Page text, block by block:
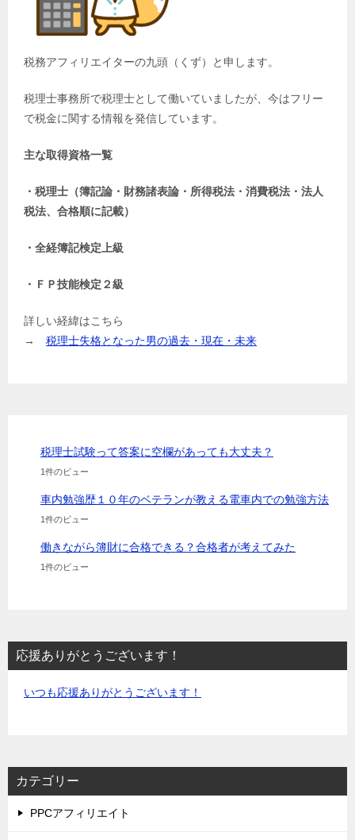
税務アフィリエイターの九頭（くず）と申します。
税理士事務所で税理士として働いていましたが、今はフリー
で税金に関する情報を発信しています。
主な取得資格一覧
・税理士（簿記論・財務諸表論・所得税法・消費税法・法人
税法、合格順に記載）
・全経簿記検定上級
・ＦＰ技能検定２級
詳しい経緯はこちら
→ 税理士失格となった男の過去・現在・未来
税理士試験って答案に空欄があっても大丈夫？
1件のビュー
車内勉強歴１０年のベテランが教える電車内での勉強方法
1件のビュー
働きながら簿財に合格できる？合格者が考えてみた
1件のビュー
応援ありがとうございます！
いつも応援ありがとうございます！
カテゴリー
PPCアフィリエイト